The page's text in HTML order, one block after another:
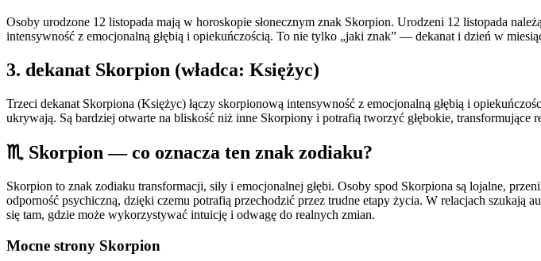
Osoby urodzone 12 listopada mają w horoskopie słonecznym znak Skorpion. Urodzeni 12 listopada
intensywność z emocjonalną głębią i opiekuńczością. To nie tylko „jaki znak” — dekanat i dzień w
3. dekanat Skorpion (władca: Księżyc)
Trzeci dekanat Skorpiona (Księżyc) łączy skorpionową intensywność z emocjonalną głębią i
ukrywają. Są bardziej otwarte na bliskość niż inne Skorpiony i potrafią tworzyć głębokie, transformujące
♏ Skorpion — co oznacza ten znak zodiaku?
Skorpion to znak zodiaku transformacji, siły i emocjonalnej głębi. Osoby spod Skorpiona są lojalne,
odporność psychiczną, dzięki czemu potrafią przechodzić przez trudne etapy życia. W relacjach szukają
się tam, gdzie może wykorzystywać intuicję i odwagę do realnych zmian.
Mocne strony Skorpion